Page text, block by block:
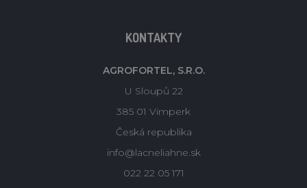
KONTAKTY
AGROFORTEL, S.R.O.
U Sloupů 22
385 01 Vimperk
Česká republika
info@lacneliahne.sk
022 22 05 171